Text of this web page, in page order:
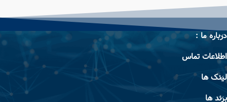
درباره ما :
اطلاعات تماس
لینک ها
برند ها